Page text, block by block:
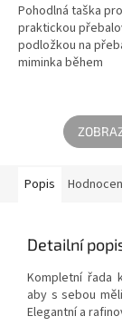
Pohodlná taška
praktickou
podložkou na
miminka během
pro uložení všech...
Popis
Detailní
Kompletní řada
aby s sebou
Elegantní a